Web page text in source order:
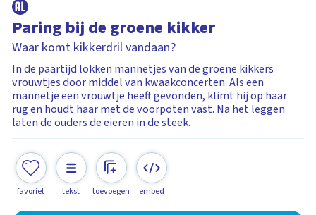
Paring bij de groene kikker
Waar komt kikkerdril vandaan?
In de paartijd lokken mannetjes van de groene kikkers
vrouwtjes door middel van kwaakconcerten. Als een
mannetje een vrouwtje heeft gevonden, klimt hij op haar
rug en houdt haar met de voorpoten vast. Na het leggen
laten de ouders de eieren in de steek.
favoriet tekst toevoegen embed